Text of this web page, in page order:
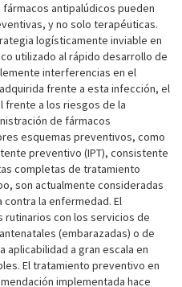
antipalúdicos pueden
y no solo terapéuticas.
logísticamente inviable en
utilizado al rápido desarrollo de
interferencias en el
frente a esta infección, el
frente a los riesgos de la
de fármacos
esquemas preventivos, como
preventivo (IPT), consistente
completas de tratamiento
son actualmente consideradas
contra la enfermedad. El
con los servicios de
(embarazadas) o de
aplicabilidad a gran escala en
El tratamiento preventivo en
implementada hace